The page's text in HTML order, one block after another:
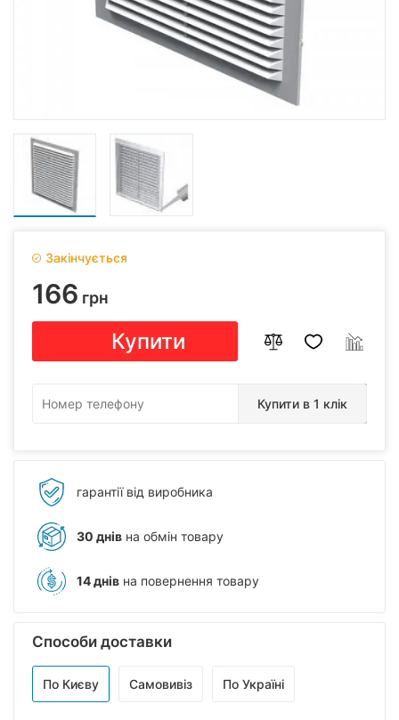
Закінчується
166 грн
Купити
Купити в 1 клік
гарантії від виробника
30 днів на обмін товару
14 днів на повернення товару
Способи доставки
По Києву Самовивіз По Україні